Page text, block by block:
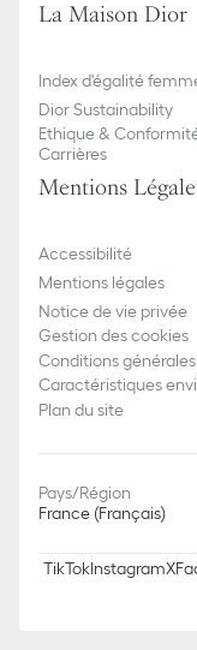
La Maison Dior
Index d'égalité
Dior Sustainability
Ethique &
Carrières
Mentions
Accessibilité
Mentions légales
Notice de vie privée
Gestion des cookies
Conditions
Caractéristiques
Plan du site
Pays/Région
France (Français)
TikTokInstagramX